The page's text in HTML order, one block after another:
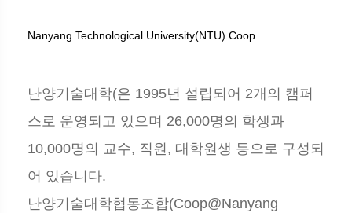
Nanyang Technological University(NTU) Coop
난양기술대학(은 1995년 설립되어 2개의 캠퍼
스로 운영되고 있으며 26,000명의 학생과
10,000명의 교수, 직원, 대학원생 등으로 구성되
어 있습니다.
난양기술대학협동조합(Coop@Nanyang